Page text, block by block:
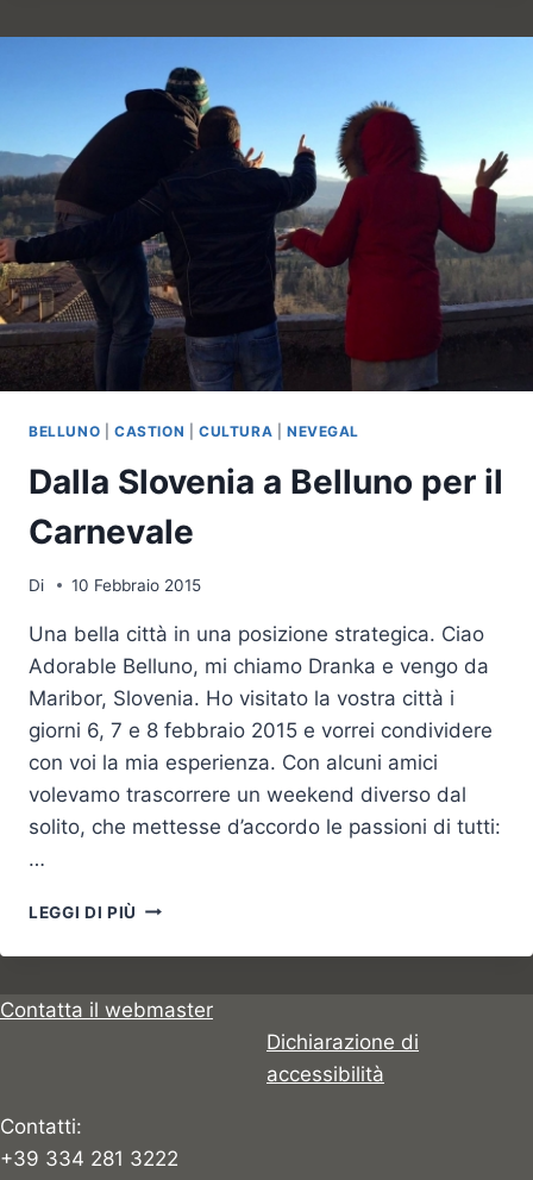
BELLUNO CASTION CULTURA NEVEGAL
Dalla Slovenia a Belluno per il
Carnevale
Di 10 Febbraio 2015
Una bella città in una posizione strategica. Ciao
Adorable Belluno, mi chiamo Dranka e vengo da
Maribor, Slovenia. Ho visitato la vostra città i
giorni 6, 7 e 8 febbraio 2015 e vorrei condividere
con voi la mia esperienza. Con alcuni amici
volevamo trascorrere un weekend diverso dal
solito, che mettesse d’accordo le passioni di tutti:
…
LEGGI DI PIÙ DALLA
A
PER
Contatta il webmaster
Dichiarazione di
accessibilità
Contatti:
+39 334 281 3222